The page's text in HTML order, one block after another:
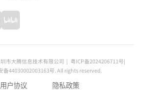
市大腾信息技术有限公司 | 粤ICP备2024206711号|
备44030002003163号. All rights reserved.
用户协议 隐私政策